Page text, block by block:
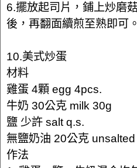
6.擺放起司片，鋪上炒磨
後，再翻面續煎至熟即可。
10.美式炒蛋
材料
雞蛋 4顆 egg 4pcs.
牛奶 30公克 milk 30g
鹽 少許 salt q.s.
無鹽奶油 20公克
作法